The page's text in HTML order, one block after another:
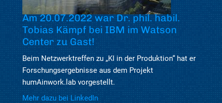
Am 20.07.2022 war Dr. phil. habil.
Tobias Kämpf bei IBM im Watson
Center zu Gast!
Beim Netzwerktreffen zu „KI in der Produktion“ hat er
Forschungsergebnisse aus dem Projekt
humAinwork.lab vorgestellt.
Mehr dazu bei LinkedIn